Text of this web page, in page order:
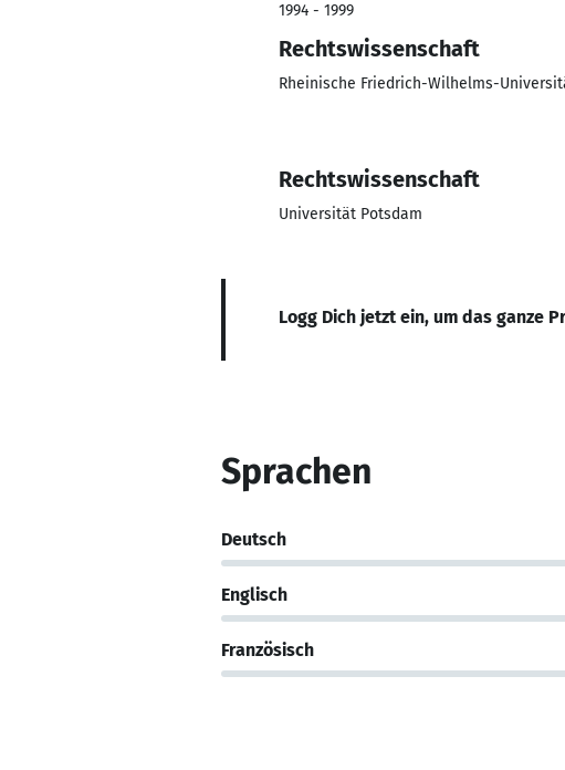
1994 - 1999
Rechtswissenschaft
Rheinische Friedrich-Wilhelms-
Rechtswissenschaft
Universität Potsdam
Logg Dich jetzt ein, um das ganze
Sprachen
Deutsch
Englisch
Französisch